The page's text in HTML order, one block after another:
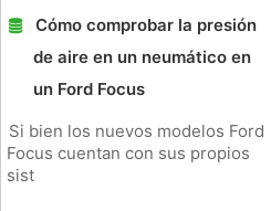
Cómo comprobar la presión
de aire en un neumático en
un Ford Focus
Si bien los nuevos modelos Ford
Focus cuentan con sus propios
sist